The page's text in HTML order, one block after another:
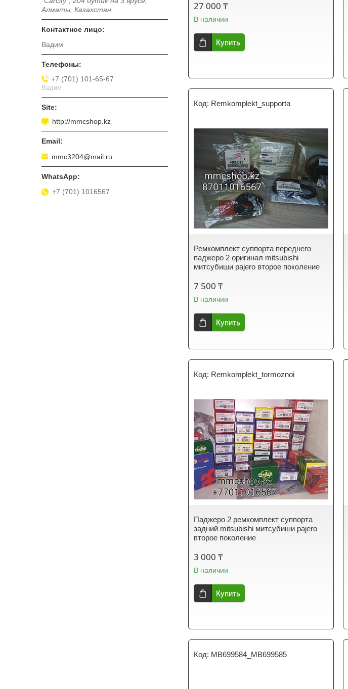
27 000 ₸
В наличии
Купить
Remkomplekt_supporta
Ремкомплект суппорта переднего
паджеро 2 оригинал mitsubishi
митсубиши pajero второе поколение
7 500 ₸
В наличии
Купить
Remkomplekt_tormoznoi
Паджеро 2 ремкомплект суппорта
задний mitsubishi митсубиши pajero
второе поколение
3 000 ₸
В наличии
Купить
MB699584_MB699585
Алматы, Казахстан
Вадим
+7 (701) 101-65-67
Вадим
http://mmcshop.kz
mmc3204@mail.ru
+7 (701) 1016567